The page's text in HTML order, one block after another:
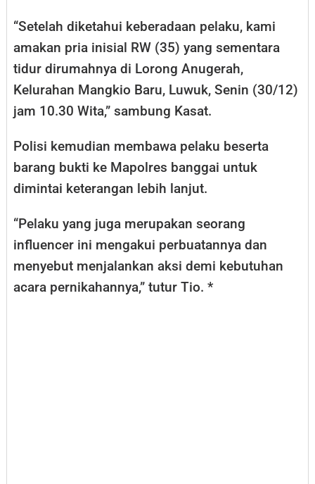
“Setelah diketahui keberadaan pelaku, kami
amakan pria inisial RW (35) yang sementara
tidur dirumahnya di Lorong Anugerah,
Kelurahan Mangkio Baru, Luwuk, Senin (30/12)
jam 10.30 Wita,” sambung Kasat.
Polisi kemudian membawa pelaku beserta
barang bukti ke Mapolres banggai untuk
dimintai keterangan lebih lanjut.
“Pelaku yang juga merupakan seorang
influencer ini mengakui perbuatannya dan
menyebut menjalankan aksi demi kebutuhan
acara pernikahannya,” tutur Tio. *